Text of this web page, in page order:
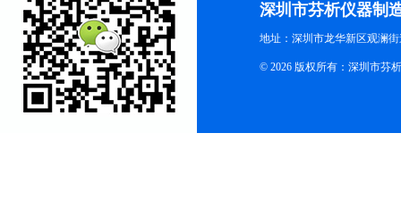
深圳市芬析仪器制
地址：深圳市龙华新区观澜
© 2026 版权所有：深圳市芬